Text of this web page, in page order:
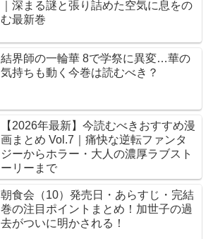
｜深まる謎と張り詰めた空気に息をの
む最新巻
結界師の一輪華 8で学祭に異変…華の
気持ちも動く今巻は読むべき？
【2026年最新】今読むべきおすすめ漫
画まとめ Vol.7｜痛快な逆転ファンタ
ジーからホラー・大人の濃厚ラブスト
ーリーまで
朝食会（10）発売日・あらすじ・完結
巻の注目ポイントまとめ！加世子の過
去がついに明かされる！